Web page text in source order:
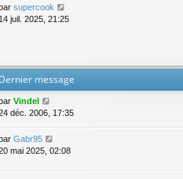
supercook
14 juil. 2025, 21:25
Dernier message
Vindel
déc. 2006, 17:35
Gabr95
mai 2025, 02:08